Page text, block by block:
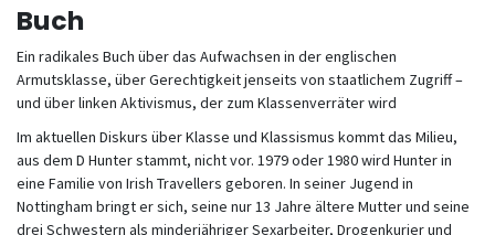
Buch
Ein radikales Buch über das Aufwachsen in der englischen
Armutsklasse, über Gerechtigkeit jenseits von staatlichem Zugriff –
und über linken Aktivismus, der zum Klassenverräter wird
Im aktuellen Diskurs über Klasse und Klassismus kommt das Milieu,
aus dem D Hunter stammt, nicht vor. 1979 oder 1980 wird Hunter in
eine Familie von Irish Travellers geboren. In seiner Jugend in
Nottingham bringt er sich, seine nur 13 Jahre ältere Mutter und seine
drei Schwestern als minderjähriger Sexarbeiter, Drogenkurier und